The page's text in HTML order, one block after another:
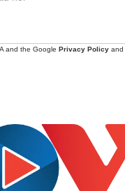
and the Google Privacy Policy and